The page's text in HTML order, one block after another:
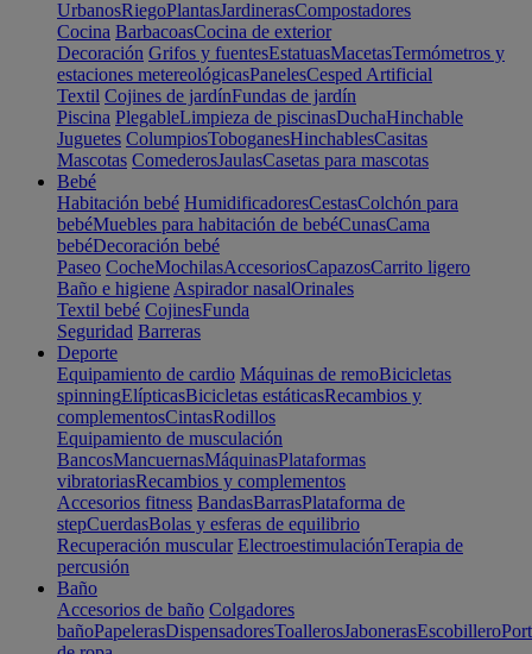
UrbanosRiegoPlantasJardinerasCompostadores
Cocina BarbacoasCocina de exterior
Decoración Grifos y fuentesEstatuasMacetasTermómetros y
estaciones metereológicasPanelesCesped Artificial
Textil Cojines de jardínFundas de jardín
Piscina PlegableLimpieza de piscinasDuchaHinchable
Juguetes ColumpiosToboganesHinchablesCasitas
Mascotas ComederosJaulasCasetas para mascotas
Bebé
Habitación bebé HumidificadoresCestasColchón para
bebéMuebles para habitación de bebéCunasCama
bebéDecoración bebé
Paseo CocheMochilasAccesoriosCapazosCarrito ligero
Baño e higiene Aspirador nasalOrinales
Textil bebé CojinesFunda
Seguridad Barreras
Deporte
Equipamiento de cardio Máquinas de remoBicicletas
spinningElípticasBicicletas estáticasRecambios y
complementosCintasRodillos
Equipamiento de musculación
BancosMancuernasMáquinasPlataformas
vibratoriasRecambios y complementos
Accesorios fitness BandasBarrasPlataforma de
stepCuerdasBolas y esferas de equilibrio
Recuperación muscular ElectroestimulaciónTerapia de
percusión
Baño
Accesorios de baño Colgadores
bañoPapelerasDispensadoresToallerosJabonerasEscobillero